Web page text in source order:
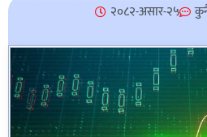
२०८२-असार-२५